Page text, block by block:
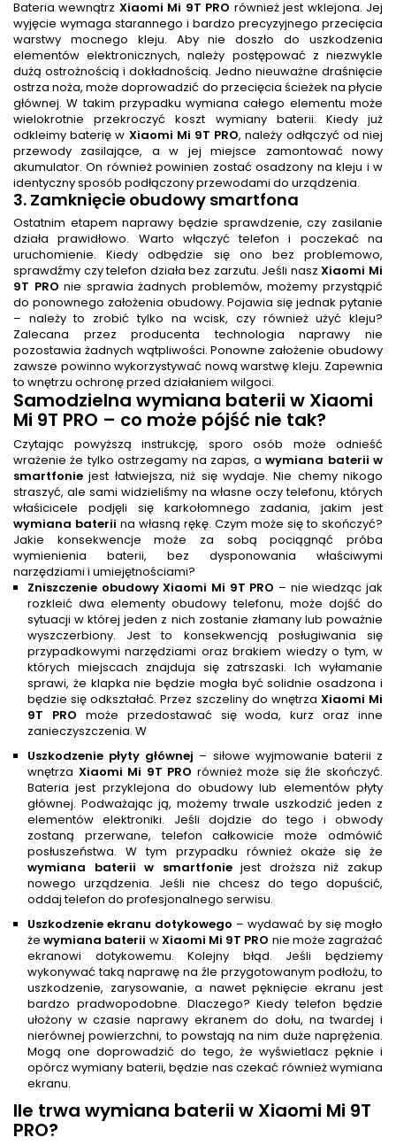
Bateria wewnątrz Xiaomi Mi 9T PRO również jest wklejona. Jej
wyjęcie wymaga starannego i bardzo precyzyjnego przecięcia
warstwy mocnego kleju. Aby nie doszło do uszkodzenia
elementów elektronicznych, należy postępować z niezwykle
dużą ostrożnością i dokładnością. Jedno nieuważne draśnięcie
ostrza noża, może doprowadzić do przecięcia ścieżek na płycie
głównej. W takim przypadku wymiana całego elementu może
wielokrotnie przekroczyć koszt wymiany baterii. Kiedy już
odkleimy baterię w Xiaomi Mi 9T PRO, należy odłączyć od niej
przewody zasilające, a w jej miejsce zamontować nowy
akumulator. On również powinien zostać osadzony na kleju i w
identyczny sposób podłączony przewodami do urządzenia.
3. Zamknięcie obudowy smartfona
Ostatnim etapem naprawy będzie sprawdzenie, czy zasilanie
działa prawidłowo. Warto włączyć telefon i poczekać na
uruchomienie. Kiedy odbędzie się ono bez problemowo,
sprawdźmy czy telefon działa bez zarzutu. Jeśli nasz Xiaomi Mi
9T PRO nie sprawia żadnych problemów, możemy przystąpić
do ponownego założenia obudowy. Pojawia się jednak pytanie
– należy to zrobić tylko na wcisk, czy również użyć kleju?
Zalecana przez producenta technologia naprawy nie
pozostawia żadnych wątpliwości. Ponowne założenie obudowy
zawsze powinno wykorzystywać nową warstwę kleju. Zapewnia
to wnętrzu ochronę przed działaniem wilgoci.
Samodzielna wymiana baterii w Xiaomi
Mi 9T PRO – co może pójść nie tak?
Czytając powyższą instrukcję, sporo osób może odnieść
wrażenie że tylko ostrzegamy na zapas, awymiana baterii w
smartfonie jest łatwiejsza, niż się wydaje. Nie chemy nikogo
straszyć, ale sami widzieliśmy na własne oczy telefonu, których
właśicicele podjęli się karkołomnego zadania, jakim jest
wymiana baterii na własną rękę. Czym może się to skończyć?
Jakie konsekwencje może za sobą pociągnąć próba
wymienienia baterii, bez dysponowania właściwymi
narzędziami i umiejętnościami?
Zniszczenie obudowy Xiaomi Mi 9T PRO – nie wiedząc jak
rozkleić dwa elementy obudowy telefonu, może dojść do
sytuacji w której jeden z nich zostanie złamany lub poważnie
wyszczerbiony. Jest to konsekwencją posługiwania się
przypadkowymi narzędziami oraz brakiem wiedzy o tym, w
których miejscach znajduja się zatrszaski. Ich wyłamanie
sprawi, że klapka nie będzie mogła być solidnie osadzona i
będzie się odkształać. Przez szczeliny do wnętrza Xiaomi Mi
9T PRO może przedostawać się woda, kurz oraz inne
zanieczyszczenia. W
Uszkodzenie płyty głównej – siłowe wyjmowanie baterii z
wnętrza Xiaomi Mi 9T PRO również może się źle skończyć.
Bateria jest przyklejona do obudowy lub elementów płyty
głównej. Podważając ją, możemy trwale uszkodzić jeden z
elementów elektroniki. Jeśli dojdzie do tego i obwody
zostaną przerwane, telefon całkowicie może odmówić
posłuszeństwa. W tym przypadku również okaże się że
wymiana baterii w smartfoniejest droższa niż zakup
nowego urządzenia. Jeśli nie chcesz do tego dopuścić,
oddaj telefon do profesjonalnego serwisu.
Uszkodzenie ekranu dotykowego – wydawać by się mogło
żewymiana baterii wXiaomi Mi 9T PRO nie może zagrażać
ekranowi dotykowemu. Kolejny błąd. Jeśli będziemy
wykonywać taką naprawę na źle przygotowanym podłożu, to
uszkodzenie, zarysowanie, a nawet pęknięcie ekranu jest
bardzo pradwopodobne. Dlaczego? Kiedy telefon będzie
ułożony w czasie naprawy ekranem do dołu, na twardej i
nierównej powierzchni, to powstają na nim duże naprężenia.
Mogą one doprowadzić do tego, że wyświetlacz pęknie i
opórcz wymiany baterii, będzie nas czekać również wymiana
ekranu.
Ile trwa wymiana baterii w Xiaomi Mi 9T
PRO?